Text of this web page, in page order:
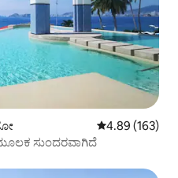
5 ರಲ್ಲಿ 4.89
4.89 (163)
ಸುಂದರವಾಗಿದೆ